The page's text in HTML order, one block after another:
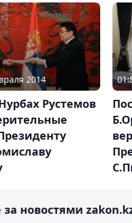
2014
Рустемов
за новостями